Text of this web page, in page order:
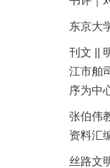
东京大
刊文 ||
江市舶
序为中
张伯伟
资料汇
丝路文